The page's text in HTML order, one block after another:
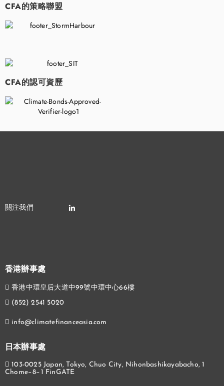
CFA的策略聯盟
CFA的認可資歷
香港辦事處
香港中環皇后大道中99號中環中心66樓
(852) 2541 5020
info@climatefinanceasia.com
日本辦事處
103-0025 Japan, Tokyo, Chuo City, Nihonbashikayabacho, 1
Chome−8−1 FinGATE